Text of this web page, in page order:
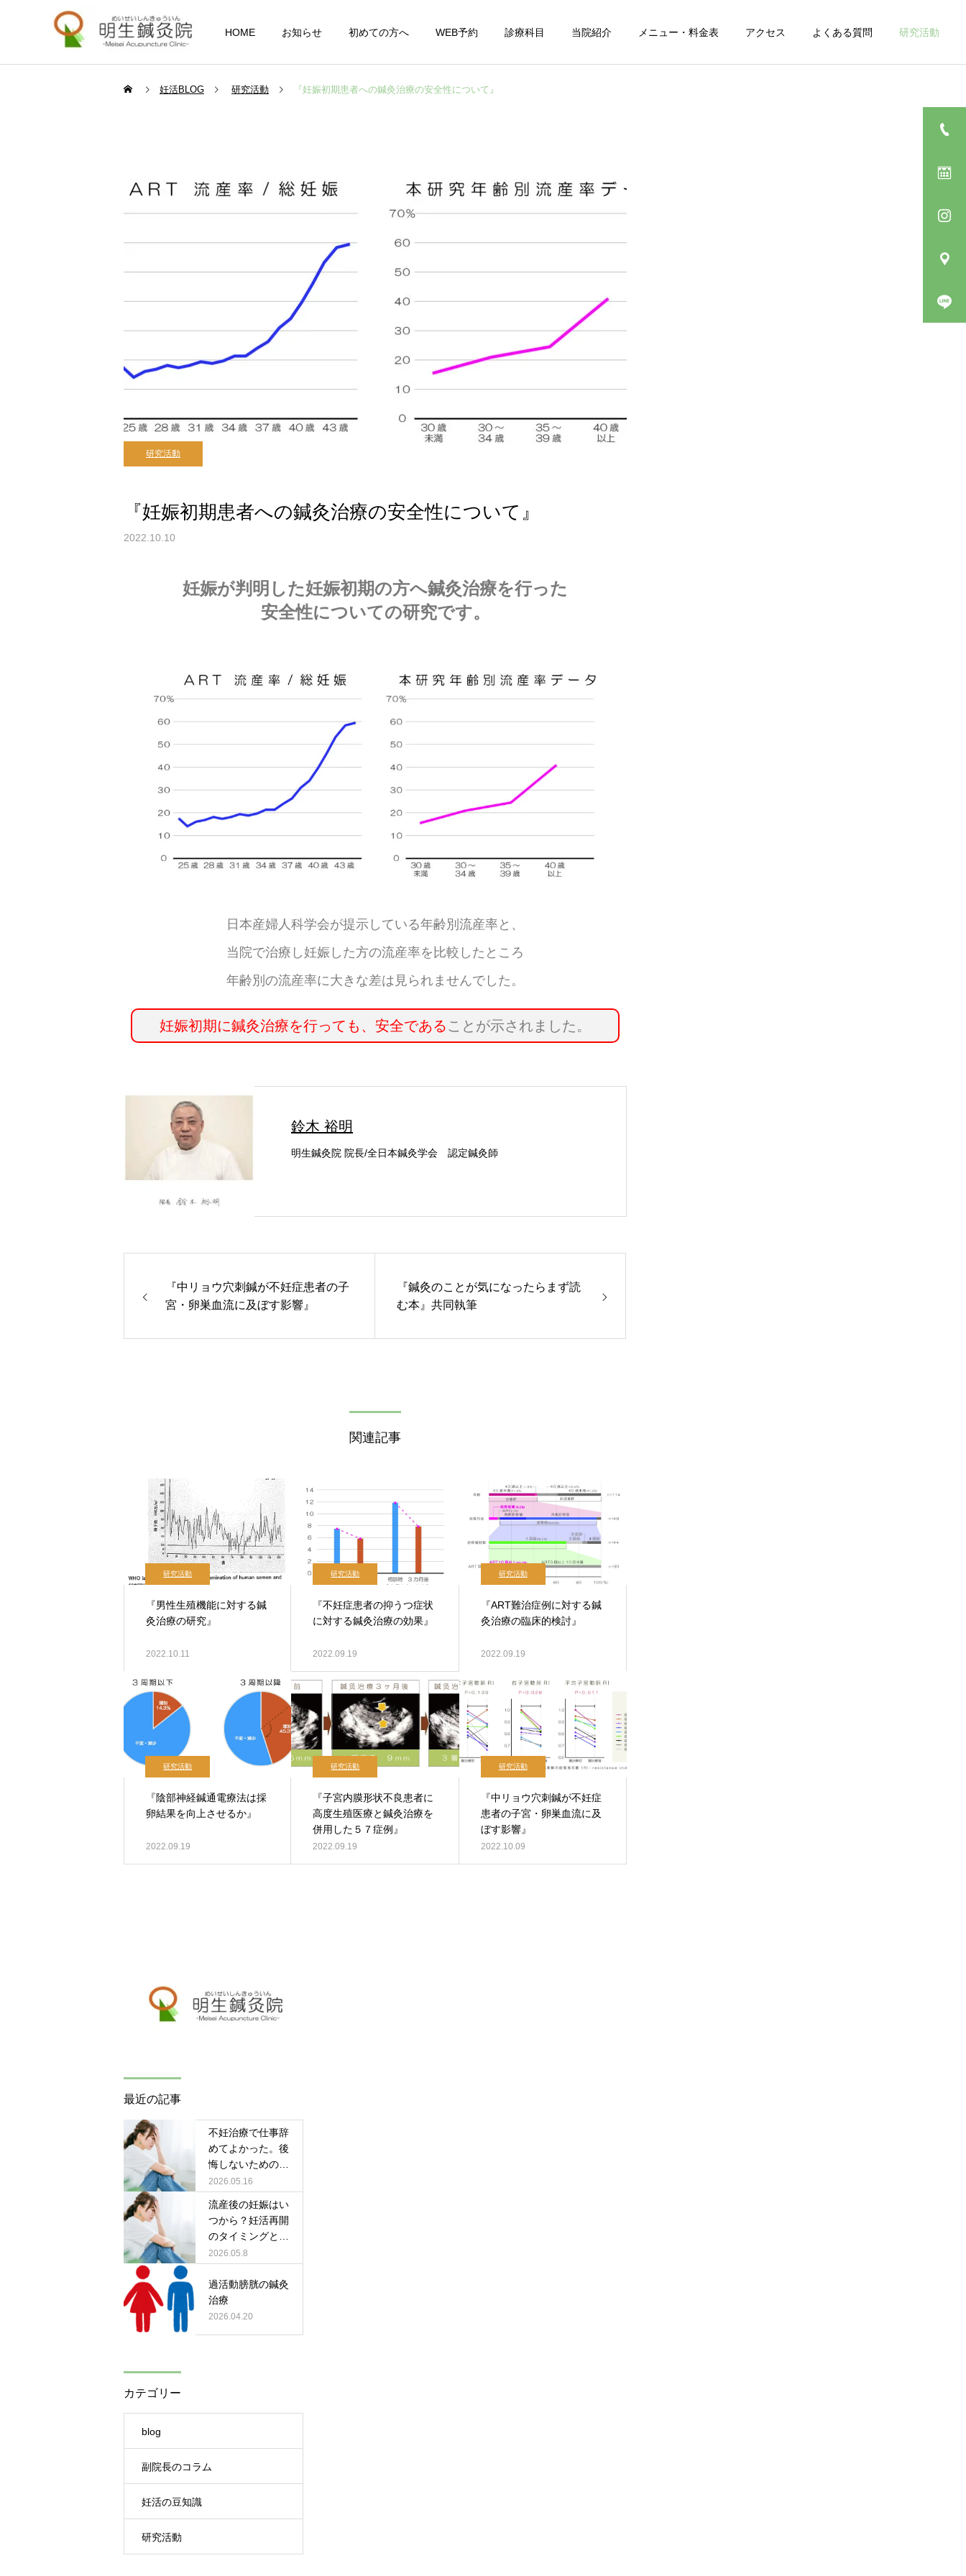
HOME お知らせ 初めての方へ WEB予約 診療科目 当院紹介 メニュー・料金表 アクセス よくある質問 研究活動
泌尿器疾患
妊活の豆知識
流産後の妊娠はいつから？
妊活再開のタイミングと不
blog
冷え性改善で妊娠した方法
妊活BLOG 研究活動 『妊娠初期患者への鍼灸治療の安全性について』
研究活動
『妊娠初期患者への鍼灸治療の安全性について』
2022.10.10
妊娠が判明した妊娠初期の方へ鍼灸治療を行った
安全性についての研究です。
日本産婦人科学会が提示している年齢別流産率と、
当院で治療し妊娠した方の流産率を比較したところ
年齢別の流産率に大きな差は見られませんでした。
妊娠初期に鍼灸治療を行っても、安全であることが示されました。
鈴木 裕明
明生鍼灸院 院長/全日本鍼灸学会 認定鍼灸師
『中リョウ穴刺鍼が不妊症患者の子
宮・卵巣血流に及ぼす影響』
『鍼灸のことが気になったらまず読
む本』共同執筆
関連記事
研究活動
『男性生殖機能に対する鍼
灸治療の研究』
2022.10.11
研究活動
『不妊症患者の抑うつ症状
に対する鍼灸治療の効果』
2022.09.19
研究活動
『ART難治症例に対する鍼
灸治療の臨床的検討』
2022.09.19
研究活動
『陰部神経鍼通電療法は採
卵結果を向上させるか』
2022.09.19
研究活動
『子宮内膜形状不良患者に
高度生殖医療と鍼灸治療を
併用した５７症例』
2022.09.19
研究活動
『中リョウ穴刺鍼が不妊症
患者の子宮・卵巣血流に及
ぼす影響』
2022.10.09
最近の記事
不妊治療で仕事辞
めてよかった。後
悔しないための判
断基準と体験談
2026.05.16
流産後の妊娠はい
つから？妊活再開
のタイミングと不
安の解消法
2026.05.8
過活動膀胱の鍼灸
治療
2026.04.20
カテゴリー
blog
副院長のコラム
妊活の豆知識
研究活動